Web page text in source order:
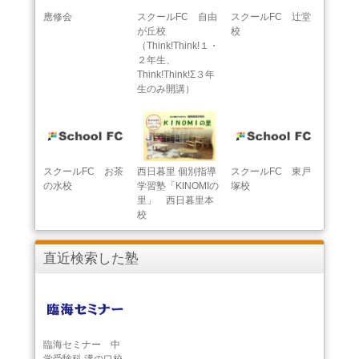
應修会
スクールFC 自由
が丘校
（Think!Think!１・
２年生、
Think!Think!Σ３年
生のみ開講）
スクールFC 辻堂
校
スクールFC お茶
の水校
西日暮里 個別指導
学習塾「KINOMIの
里」 西日暮里本
校
スクールFC 東戸
塚校
直近検索した塾
臨海セミナー 中